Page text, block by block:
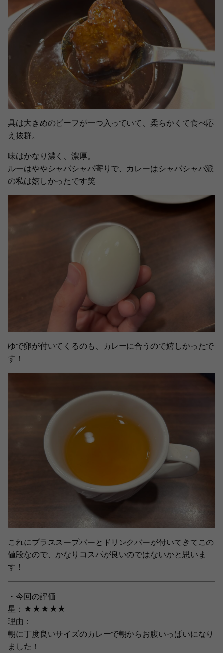
具は大きめのビーフが一つ入っていて、柔らかくて食べ応
え抜群。
味はかなり濃く、濃厚。
ルーはややシャバシャバ寄りで、カレーはシャバシャバ派
の私は嬉しかったです笑
ゆで卵が付いてくるのも、カレーに合うので嬉しかったで
す！
これにプラススープバーとドリンクバーが付いてきてこの
値段なので、かなりコスパが良いのではないかと思いま
す！
・今回の評価
星：★★★★★
理由：
朝に丁度良いサイズのカレーで朝からお腹いっぱいになり
ました！